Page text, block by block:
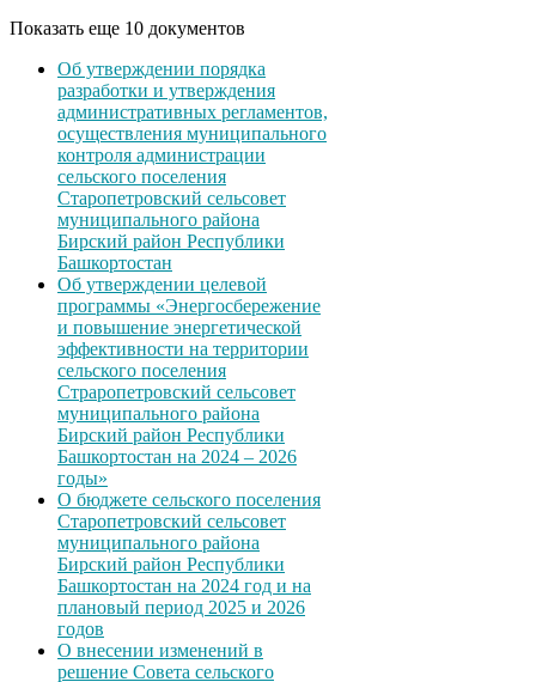
Показать еще 10 документов
Об утверждении порядка
разработки и утверждения
административных регламентов,
осуществления муниципального
контроля администрации
сельского поселения
Старопетровский сельсовет
муниципального района
Бирский район Республики
Башкортостан
Об утверждении целевой
программы «Энергосбережение
и повышение энергетической
эффективности на территории
сельского поселения
Страропетровский сельсовет
муниципального района
Бирский район Республики
Башкортостан на 2024 – 2026
годы»
О бюджете сельского поселения
Старопетровский сельсовет
муниципального района
Бирский район Республики
Башкортостан на 2024 год и на
плановый период 2025 и 2026
годов
О внесении изменений в
решение Совета сельского